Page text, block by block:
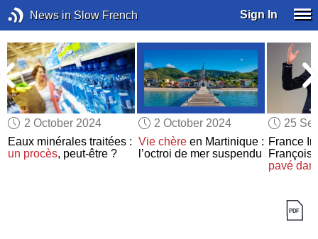
News in Slow French Sign In
2 October 2024
Eaux minérales traitées :
un procès, peut-être ?
2 October 2024
Vie chèreen Martinique :
l’octroi de mer suspendu
25
France
François
pavé